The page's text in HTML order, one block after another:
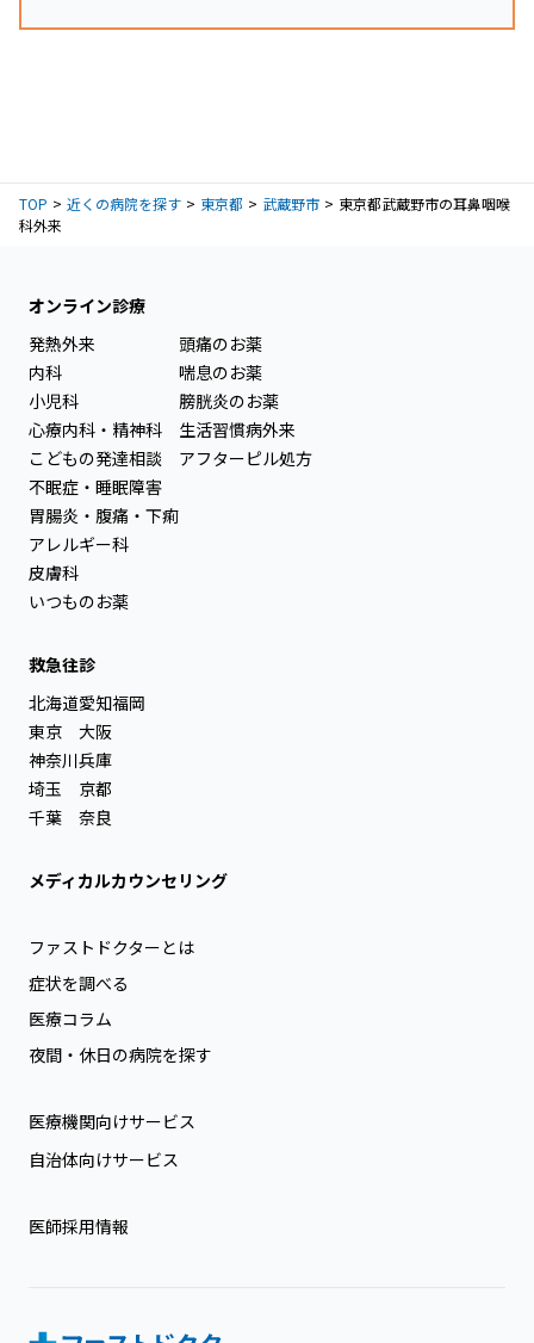
TOP 近くの病院を探す 東京都 武蔵野市
東京都武蔵野市の耳鼻咽喉
科外来
オンライン診療
発熱外来
内科
小児科
心療内科・精神科
こどもの発達相談
不眠症・睡眠障害
胃腸炎・腹痛・下痢
アレルギー科
皮膚科
いつものお薬
頭痛のお薬
喘息のお薬
膀胱炎のお薬
生活習慣病外来
アフターピル処方
救急往診
北海道
東京
神奈川
埼玉
千葉
愛知
大阪
兵庫
京都
奈良
福岡
メディカルカウンセリング
ファストドクターとは
症状を調べる
医療コラム
夜間・休日の病院を探す
医療機関向けサービス
自治体向けサービス
医師採用情報